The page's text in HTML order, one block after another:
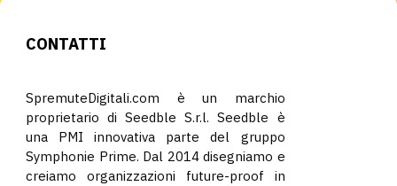
CONTATTI
SpremuteDigitali.com è un marchio
proprietario di Seedble S.r.l. Seedble è
una PMI innovativa parte del gruppo
Symphonie Prime. Dal 2014 disegniamo e
creiamo organizzazioni future-proof in